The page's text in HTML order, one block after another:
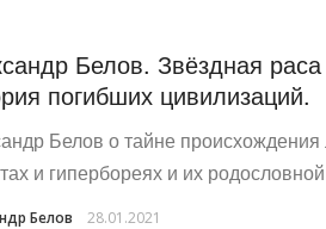
Белов. Звёздная раса
погибших цивилизаций.
Белов о тайне происхождения
и гипербореях и их родословной
Белов 28.01.2021